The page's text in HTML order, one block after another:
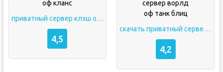
приватный сервер клэш оф кланс
4,5
скачать приватный сервер ворлд оф танк блиц
4,2